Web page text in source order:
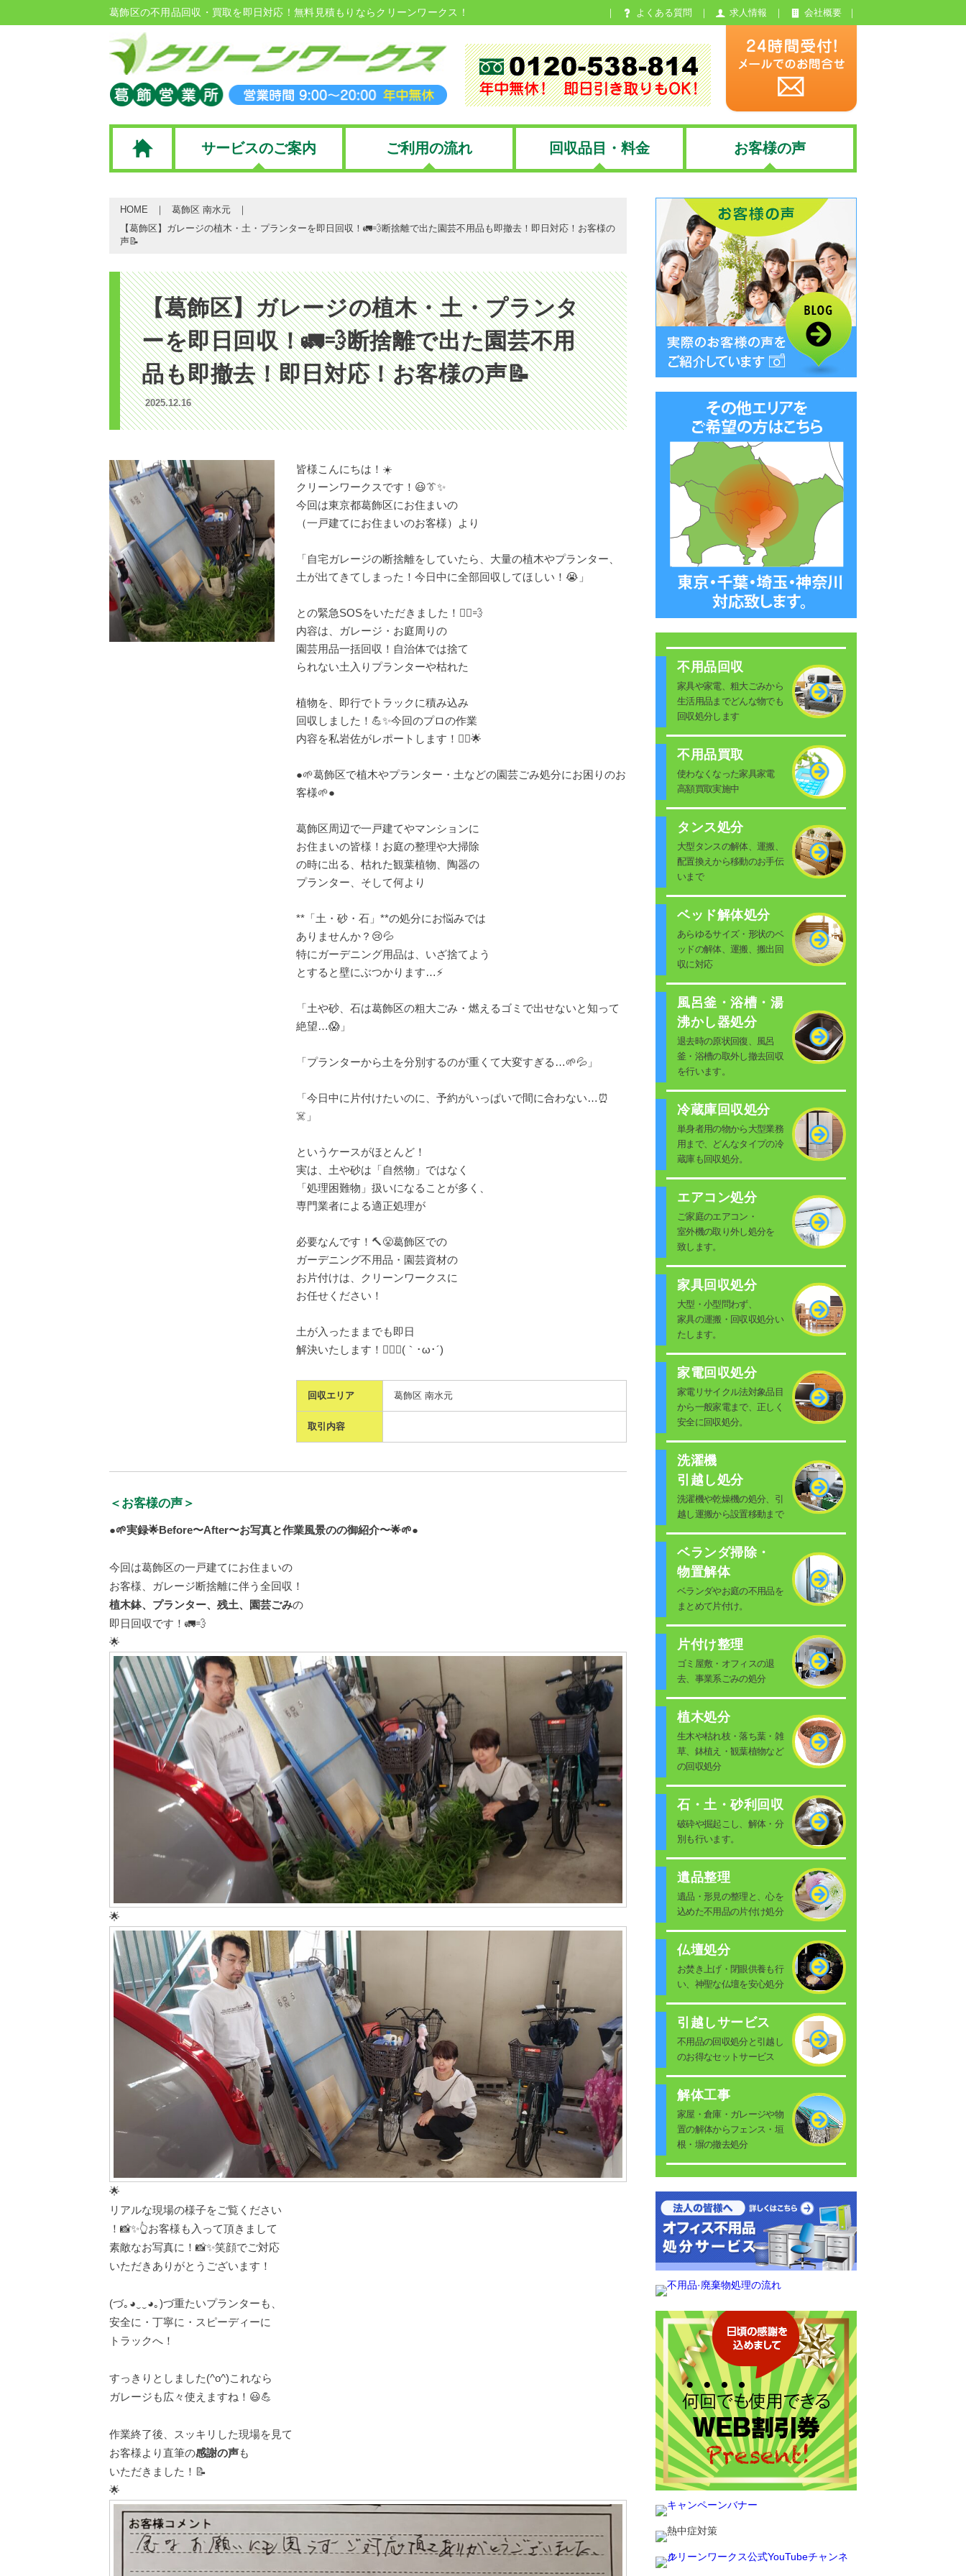
葛飾区の不用品回収・買取を即日対応！無料見積もりならクリーンワークス！ よくある質問 求人情報 会社概要
サービスのご案内 ご利用の流れ 回収品目・料金 お客様の声
HOME
葛飾区 南水元
【葛飾区】ガレージの植木・土・プランターを即日回収！🚛💨断捨離で出た園芸不用品も即撤去！即日対応！お客様の
声📝
【葛飾区】ガレージの植木・土・プランタ
ーを即日回収！🚛💨断捨離で出た園芸不用
品も即撤去！即日対応！お客様の声📝
2025.12.16
皆様こんにちは！☀️
クリーンワークスです！😃👔✨
今回は東京都葛飾区にお住まいの
（一戸建てにお住まいのお客様）より
「自宅ガレージの断捨離をしていたら、大量の植木やプランター、
土が出てきてしまった！今日中に全部回収してほしい！😭」
との緊急SOSをいただきました！🏃‍♂️💨
内容は、ガレージ・お庭周りの
園芸用品一括回収！自治体では捨て
られない土入りプランターや枯れた
植物を、即行でトラックに積み込み
回収しました！💪✨今回のプロの作業
内容を私岩佐がレポートします！🙇‍♂️🌟
●🌱葛飾区で植木やプランター・土などの園芸ごみ処分にお困りのお
客様🌱●
葛飾区周辺で一戸建てやマンションに
お住まいの皆様！お庭の整理や大掃除
の時に出る、枯れた観葉植物、陶器の
プランター、そして何より
**「土・砂・石」**の処分にお悩みでは
ありませんか？😢💦
特にガーデニング用品は、いざ捨てよう
とすると壁にぶつかります…⚡️
「土や砂、石は葛飾区の粗大ごみ・燃えるゴミで出せないと知って
絶望…😱」
「プランターから土を分別するのが重くて大変すぎる…🌱💦」
「今日中に片付けたいのに、予約がいっぱいで間に合わない…⏰
☠️」
というケースがほとんど！
実は、土や砂は「自然物」ではなく
「処理困難物」扱いになることが多く、
専門業者による適正処理が
必要なんです！🔨😤葛飾区での
ガーデニング不用品・園芸資材の
お片付けは、クリーンワークスに
お任せください！
土が入ったままでも即日
解決いたします！🙆‍♂️✨(｀･ω･´)ゞ
回収エリア 葛飾区 南水元
取引内容
＜お客様の声＞
●🌱実録🌟Before〜After〜お写真と作業風景のの御紹介〜🌟🌱●
今回は葛飾区の一戸建てにお住まいの
お客様、ガレージ断捨離に伴う全回収！
植木鉢、プランター、残土、園芸ごみの
即日回収です！🚛💨
🌟
🌟
🌟
リアルな現場の様子をご覧ください
！📸✨👆お客様も入って頂きまして
素敵なお写真に！📸✨笑顔でご対応
いただきありがとうございます！
(⁠づ⁠｡⁠◕⁠‿⁠‿⁠◕⁠｡⁠)⁠づ重たいプランターも、
安全に・丁寧に・スピーディーに
トラックへ！
すっきりとしました(^o^)これなら
ガレージも広々使えますね！😃💪
作業終了後、スッキリした現場を見て
お客様より直筆の感謝の声も
いただきました！📝
🌟
不用品回収
家具や家電、粗大ごみから
生活用品までどんな物でも
回収処分します
不用品買取
使わなくなった家具家電
高額買取実施中
タンス処分
大型タンスの解体、運搬、
配置換えから移動のお手伝
いまで
ベッド解体処分
あらゆるサイズ・形状のベ
ッドの解体、運搬、搬出回
収に対応
風呂釜・浴槽・湯
沸かし器処分
退去時の原状回復、風呂
釜・浴槽の取外し撤去回収
を行います。
冷蔵庫回収処分
単身者用の物から大型業務
用まで、どんなタイプの冷
蔵庫も回収処分。
エアコン処分
ご家庭のエアコン・
室外機の取り外し処分を
致します。
家具回収処分
大型・小型問わず、
家具の運搬・回収収処分い
たします。
家電回収処分
家電リサイクル法対象品目
から一般家電まで、正しく
安全に回収処分。
洗濯機
引越し処分
洗濯機や乾燥機の処分、引
越し運搬から設置移動まで
ベランダ掃除・
物置解体
ベランダやお庭の不用品を
まとめて片付け。
片付け整理
ゴミ屋敷・オフィスの退
去、事業系ごみの処分
植木処分
生木や枯れ枝・落ち葉・雑
草、鉢植え・観葉植物など
の回収処分
石・土・砂利回収
破砕や掘起こし、解体・分
別も行います。
遺品整理
遺品・形見の整理と、心を
込めた不用品の片付け処分
仏壇処分
お焚き上げ・閉眼供養も行
い、神聖な仏壇を安心処分
引越しサービス
不用品の回収処分と引越し
のお得なセットサービス
解体工事
家屋・倉庫・ガレージや物
置の解体からフェンス・垣
根・塀の撤去処分